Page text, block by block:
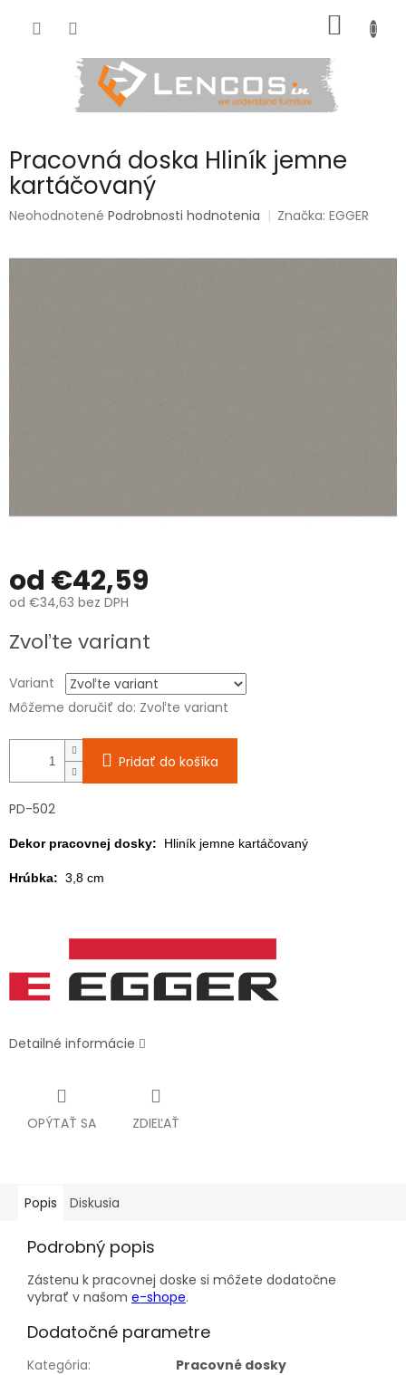
KOŠÍK
Pracovná doska Hliník jemne
kartáčovaný
Priemerné
Neohodnotené Podrobnosti hodnotenia Značka:EGGER
od €42,59
od €34,63 bez DPH
cena:
Zvoľte variant
Variant
Môžeme doručiť do: Zvoľte variant
Pridať do košíka
PD-502
Dekor pracovnej dosky: Hliník jemne kartáčovaný
Hrúbka: 3,8 cm
Detailné informácie
OPÝTAŤ SA ZDIEĽAŤ
Popis Diskusia
Podrobný popis
Zástenu k pracovnej doske si môžete dodatočne
vybrať v našom e-shope.
Dodatočné parametre
Kategória:
Pracovné dosky